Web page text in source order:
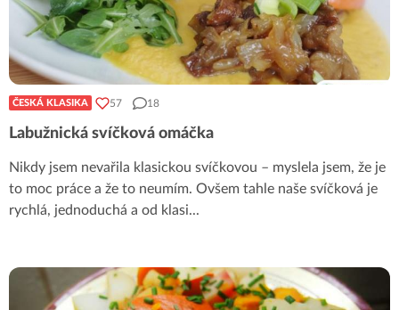
ČESKÁ KLASIKA 57 18
Labužnická svíčková omáčka
Nikdy jsem nevařila klasickou svíčkovou – myslela jsem, že je
to moc práce a že to neumím. Ovšem tahle naše svíčková je
rychlá, jednoduchá a od klasi...